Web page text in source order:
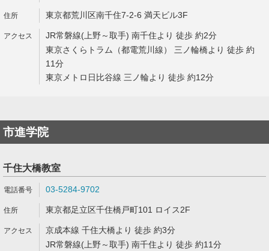
東京都荒川区南千住7-2-6 満天ビル3F
JR常磐線(上野～取手) 南千住より 徒歩 約2分
東京さくらトラム（都電荒川線） 三ノ輪橋より 徒歩 約
11分
東京メトロ日比谷線 三ノ輪より 徒歩 約12分
市進学院
千住大橋教室
03-5284-9702
東京都足立区千住橋戸町101 ロイス2F
京成本線 千住大橋より 徒歩 約3分
JR常磐線(上野～取手) 南千住より 徒歩 約11分